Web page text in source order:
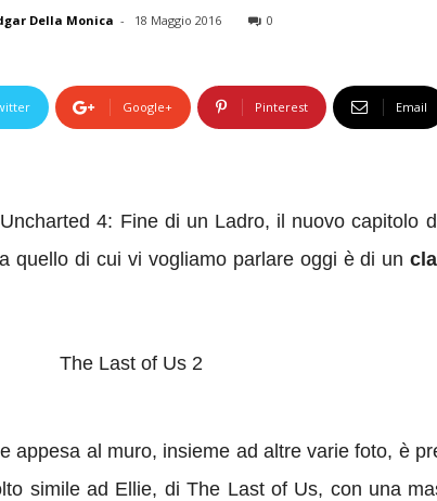
Della Monica - 18 Maggio 2016 0
Google+ Pinterest Email
4: Fine di un Ladro, il nuovo capitolo
quello di cui vi vogliamo parlare oggi è di un
appesa al muro, insieme ad altre varie foto, è
simile ad Ellie, di The Last of Us, con una